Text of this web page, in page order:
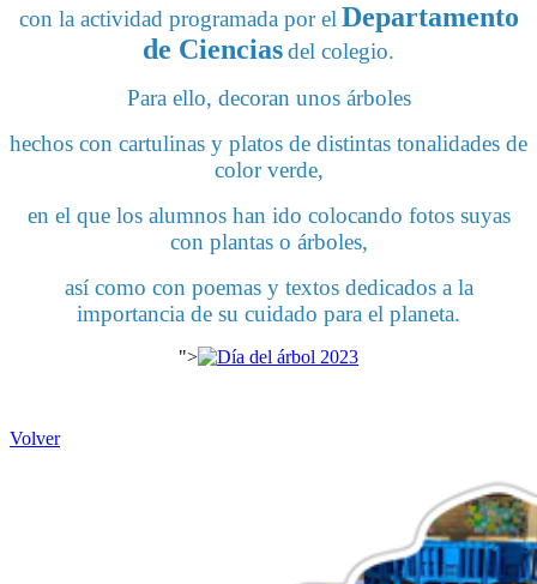
con la actividad programada por el Departamento
de Cienciasdel colegio.
Para ello, decoran unos árboles
hechos con cartulinas y platos de distintas tonalidades de
color verde,
en el que los alumnos han ido colocando fotos suyas
con plantas o árboles,
así como con poemas y textos dedicados a la
importancia de su cuidado para el planeta.
">
Volver